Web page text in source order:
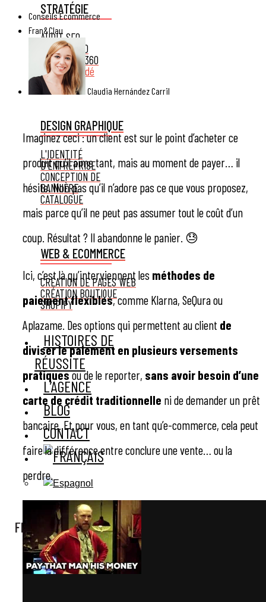
STRATÉGIE
AUDIT SEO
CONSEIL SEO
STRATÉGIE 360
Recommandé
DESIGN GRAPHIQUE
L'IDENTITÉ
D'ENTREPRISE
CONCEPTION DE
BANNIÈRE
CATALOGUE
WEB & ECOMMERCE
CRÉATION DE PAGES WEB
CRÉATION BOUTIQUE
SHOPIFY
HISTOIRES DE
RÉUSSITE
L’AGENCE
BLOG
CONTACT
X
Conseils Ecommerce
Fran&Clau
Claudia Hernández Carril
Imaginez ceci : un client est sur le point d’acheter ce
produit qu’il aime tant, mais au moment de payer… il
hésite. Non pas qu’il n’adore pas ce que vous proposez,
mais parce qu’il ne peut pas assumer tout le coût d’un
coup. Résultat ? Il abandonne le panier. 😓
Ici, c’est là qu’interviennent les méthodes de
paiement flexibles, comme Klarna, SeQura ou
Aplazame. Des options qui permettent au client de
diviser le paiement en plusieurs versements
pratiquesou de le reporter, sans avoir besoin d’une
carte de crédit traditionnelle ni de demander un prêt
bancaire. Et pour vous, en tant qu’e-commerce, cela peut
faire la différence entre conclure une vente… ou la
perdre.